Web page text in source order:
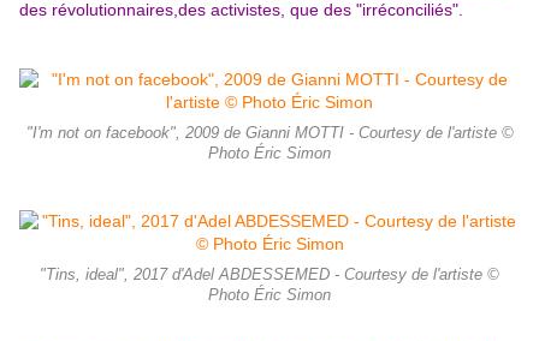
des révolutionnaires,des activistes, que des "irréconciliés".
"I'm not on facebook", 2009 de Gianni MOTTI - Courtesy de l'artiste ©
Photo Éric Simon
"Tins, ideal", 2017 d'Adel ABDESSEMED - Courtesy de l'artiste ©
Photo Éric Simon